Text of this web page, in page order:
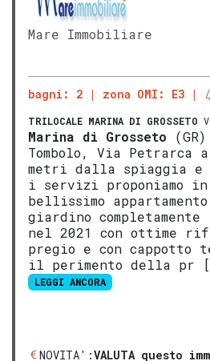
Mare Immobiliare
bagni: 2 zona OMI: E3
TRILOCALE MARINA DI GROSSETO
Marina di Grosseto
Tombolo, Via Petrarca
metri dalla spiaggia
i servizi proponiamo
bellissimo appartamento
giardino
nel 2021 con ottime
pregio e con cappotto
il perimento della pr
LEGGI ANCORA
NOVITA':VALUTA questo